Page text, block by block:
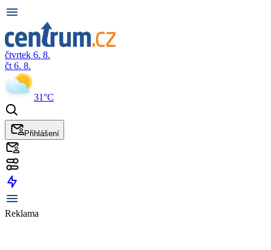
čtvrtek 6. 8.
čt 6. 8.
31°C
Přihlášení
Reklama